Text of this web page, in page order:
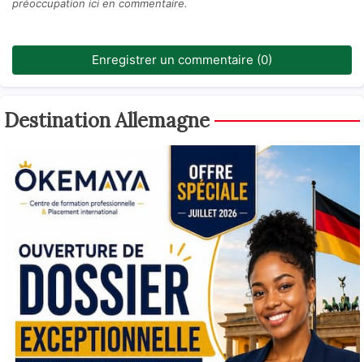
préoccupation ici en commentaire.
Enregistrer un commentaire (0)
Destination Allemagne